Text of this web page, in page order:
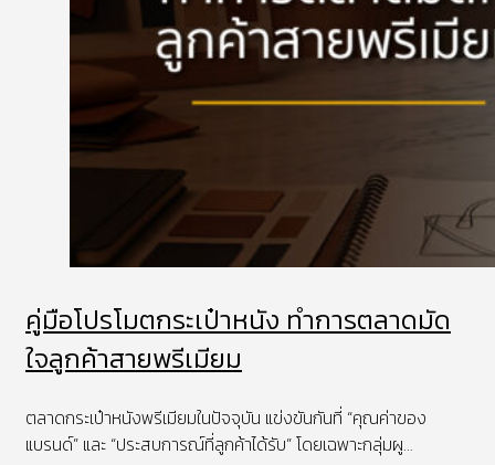
คู่มือโปรโมตกระเป๋าหนัง ทำการตลาดมัด
ใจลูกค้าสายพรีเมียม
ตลาดกระเป๋าหนังพรีเมียมในปัจจุบัน แข่งขันกันที่ “คุณค่าของ
แบรนด์” และ “ประสบการณ์ที่ลูกค้าได้รับ” โดยเฉพาะกลุ่มผู...